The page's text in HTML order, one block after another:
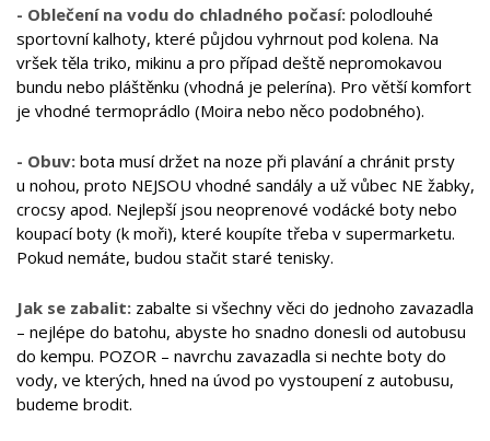
- Oblečení na vodu do chladného počasí: polodlouhé
sportovní kalhoty, které půjdou vyhrnout pod kolena. Na
vršek těla triko, mikinu a pro případ deště nepromokavou
bundu nebo pláštěnku (vhodná je pelerína). Pro větší komfort
je vhodné termoprádlo (Moira nebo něco podobného).
- Obuv: bota musí držet na noze při plavání a chránit prsty
u nohou, proto NEJSOU vhodné sandály a už vůbec NE žabky,
crocsy apod. Nejlepší jsou neoprenové vodácké boty nebo
koupací boty (k moři), které koupíte třeba v supermarketu.
Pokud nemáte, budou stačit staré tenisky.
Jak se zabalit: zabalte si všechny věci do jednoho zavazadla
– nejlépe do batohu, abyste ho snadno donesli od autobusu
do kempu. POZOR – navrchu zavazadla si nechte boty do
vody, ve kterých, hned na úvod po vystoupení z autobusu,
budeme brodit.